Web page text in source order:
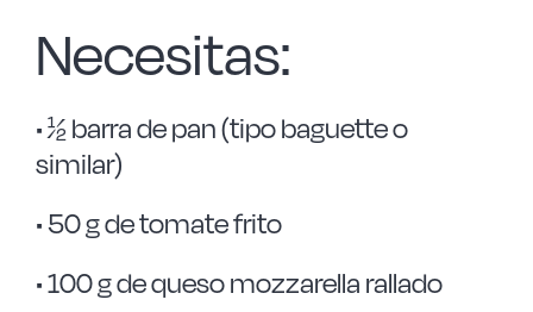
Necesitas:
• ½ barra de pan (tipo baguette o
similar)
• 50 g de tomate frito
• 100 g de queso mozzarella rallado